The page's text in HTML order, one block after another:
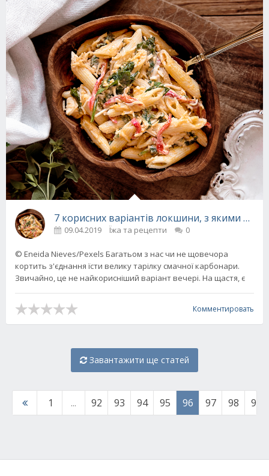
7 корисних варіантів локшини, з якими не
09.04.2019 Їжа та рецепти 0
© Eneida Nieves/Pexels Багатьом з нас чи не щовечора
кортить з'єднання їсти велику тарілку смачної карбонари.
Звичайно, це не найкорисніший варіант вечері. На щастя, є
Комментировать
Завантажити ще статей
1 ... 92 93 94 95 96 97 98 99